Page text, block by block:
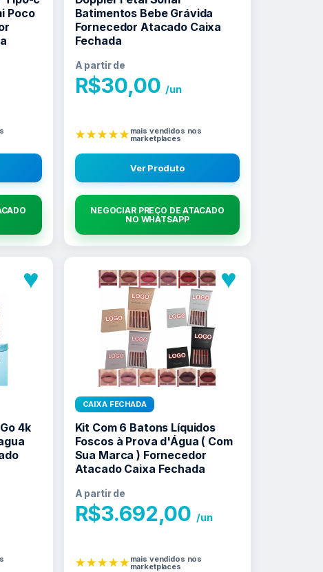
Poco
Batimentos Bebe Grávida
Fornecedor Atacado Caixa
Fechada
A partir de
R$30,00 /un
★★★★★mais vendidos nos
marketplaces
Ver Produto
NEGOCIAR PREÇO DE ATACADO
NO WHATSAPP
♥
4k
♥
CAIXA FECHADA
Kit Com 6 Batons Líquidos
Foscos à Prova d'Água ( Com
Sua Marca ) Fornecedor
Atacado Caixa Fechada
A partir de
R$3.692,00 /un
★★★★★mais vendidos nos
marketplaces